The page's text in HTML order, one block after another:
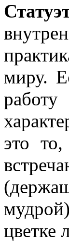
миру.
это
цветке